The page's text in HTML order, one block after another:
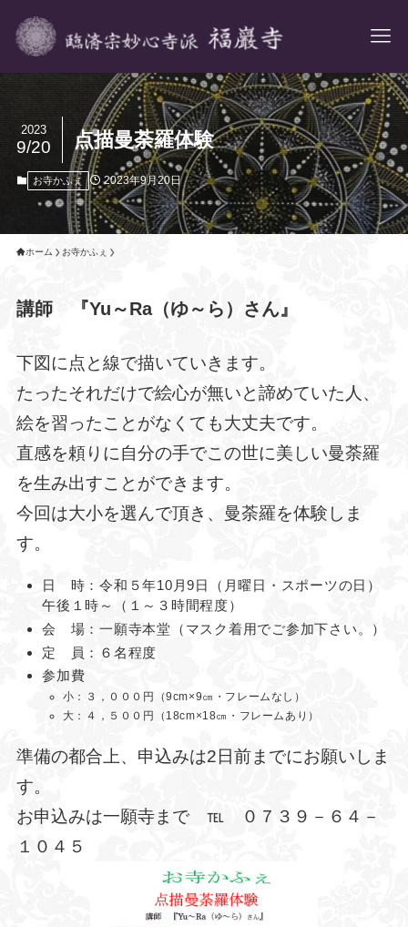
点描曼荼羅体験
2023
9/20
お寺かふぇ 2023年9月20日
ホーム お寺かふぇ
講師 『Yu～Ra（ゆ～ら）さん』
下図に点と線で描いていきます。
たったそれだけで絵心が無いと諦めていた人、
絵を習ったことがなくても大丈夫です。
直感を頼りに自分の手でこの世に美しい曼荼羅
を生み出すことができます。
今回は大小を選んで頂き、曼荼羅を体験しま
す。
日 時：令和５年10月9日（月曜日・スポーツの日）
午後１時～（１～３時間程度）
会 場：一願寺本堂（マスク着用でご参加下さい。）
定 員：６名程度
参加費
小：３，０００円（9cm×9㎝・フレームなし）
大：４，５００円（18cm×18㎝・フレームあり）
準備の都合上、申込みは2日前までにお願いしま
す。
お申込みは一願寺まで ℡ ０７３９－６４－
１０４５